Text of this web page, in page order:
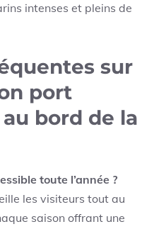
intenses et pleins de
sur
port
bord de la
toute l’année ?
les visiteurs tout au
saison offrant une